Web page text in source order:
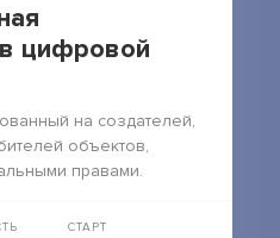
цифровой
на создателей,
объектов,
правами.
СТАРТ